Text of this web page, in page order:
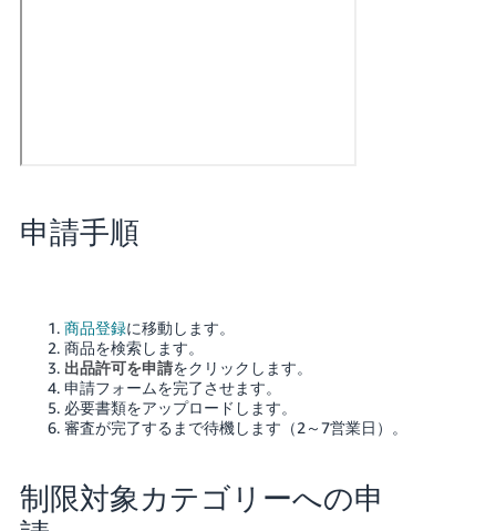
申請手順
商品登録に移動します。
商品を検索します。
出品許可を申請をクリックします。
申請フォームを完了させます。
必要書類をアップロードします。
審査が完了するまで待機します（2～7営業日）。
制限対象カテゴリーへの申